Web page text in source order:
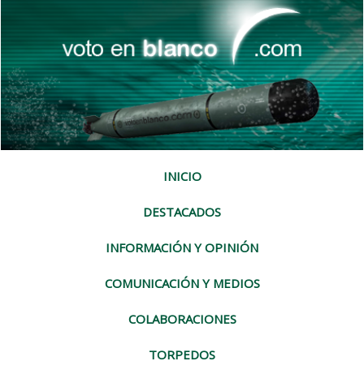
INICIO
DESTACADOS
INFORMACIÓN Y OPINIÓN
COMUNICACIÓN Y MEDIOS
COLABORACIONES
TORPEDOS